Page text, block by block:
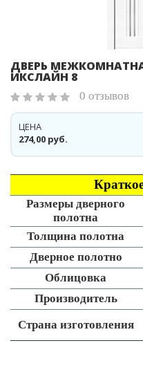
ДВЕРЬ
ИКСЛАЙН 8
0 отзывов
274,00 руб.
ЦЕНА
Размеры дверного
полотна
Толщина полотна
Дверное полотно
Облицовка
Производитель
Страна изготовления